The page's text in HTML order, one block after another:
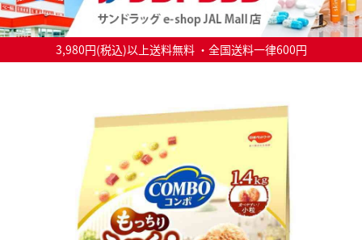
3,980円(税込)以上送料無料 ・全国送料一律600円